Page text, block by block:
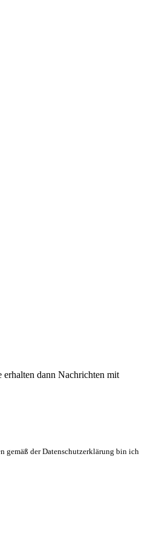
erhalten dann Nachrichten mit
gemäß der Datenschutzerklärung bin ich